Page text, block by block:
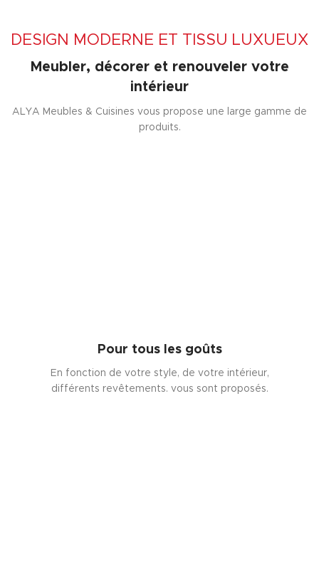
DESIGN MODERNE ET TISSU LUXUEUX
Meubler, décorer et renouveler votre
intérieur
ALYA Meubles & Cuisines vous propose une large gamme de
produits.
Pour tous les goûts
En fonction de votre style, de votre intérieur,
différents revêtements. vous sont proposés.